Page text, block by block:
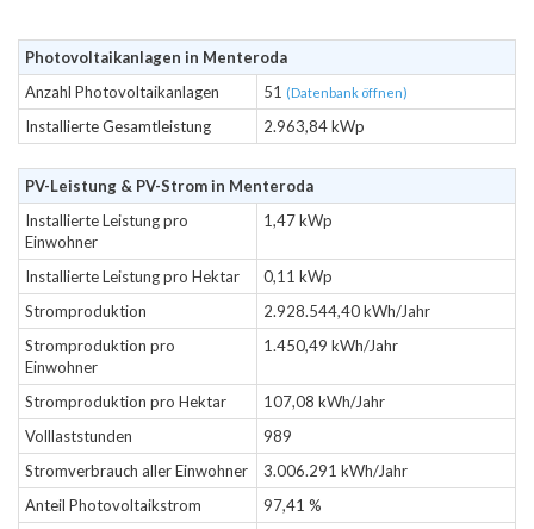
Photovoltaikanlagen in Menteroda
Anzahl Photovoltaikanlagen
51 (Datenbank öffnen)
Installierte Gesamtleistung 2.963,84 kWp
PV-Leistung & PV-Strom in Menteroda
Installierte Leistung pro
Einwohner
1,47 kWp
Installierte Leistung pro Hektar
0,11 kWp
Stromproduktion
2.928.544,40 kWh/Jahr
Stromproduktion pro
Einwohner
1.450,49 kWh/Jahr
Stromproduktion pro Hektar
107,08 kWh/Jahr
Volllaststunden
989
Stromverbrauch aller Einwohner
3.006.291 kWh/Jahr
Anteil Photovoltaikstrom
97,41 %